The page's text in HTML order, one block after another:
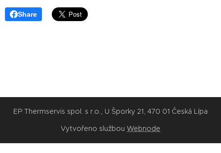
Share
EP Thermservis spol. s r.o., U Šporky 21, 470 01 Česká Lípa
Vytvořeno službou Webnode